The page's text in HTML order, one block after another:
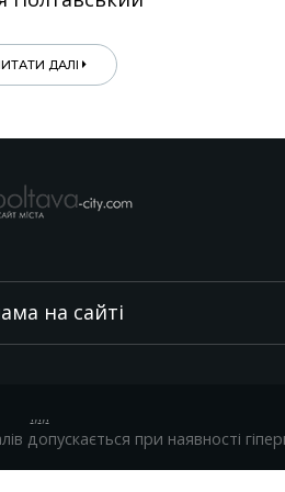
ДАЛІ
на сайті
.,.,.
допускається при наявності